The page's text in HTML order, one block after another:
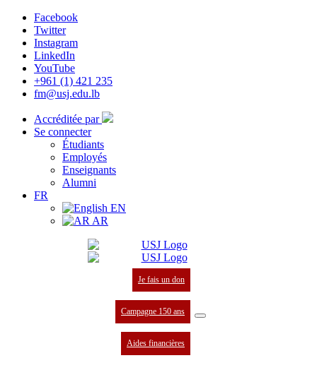
Facebook
Twitter
Instagram
LinkedIn
YouTube
+961 (1) 421 235
fm@usj.edu.lb
Accréditée par
Se connecter
Étudiants
Employés
Enseignants
Alumni
FR
EN
AR
Je fais un don
Campagne 150 ans
Aides financières